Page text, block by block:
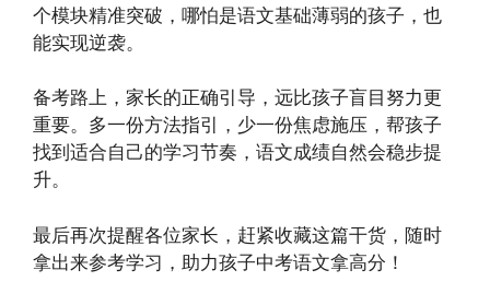
个模块精准突破，哪怕是语文基础薄弱的孩子，也
能实现逆袭。
备考路上，家长的正确引导，远比孩子盲目努力更
重要。多一份方法指引，少一份焦虑施压，帮孩子
找到适合自己的学习节奏，语文成绩自然会稳步提
升。
最后再次提醒各位家长，赶紧收藏这篇干货，随时
拿出来参考学习，助力孩子中考语文拿高分！